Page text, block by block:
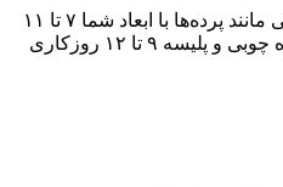
ساخت محصولات سفارشی مانند پرده‌ها با ابعاد شما ۷ تا ۱۱
روزکاری و پرده‌های کرکره چوبی و پلیسه ۹ تا ۱۲ روزکاری